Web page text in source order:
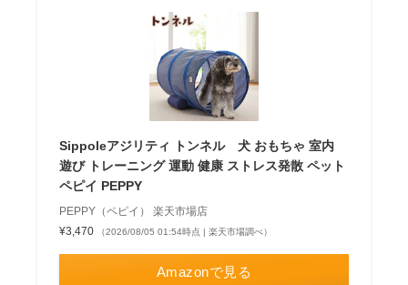
Sippoleアジリティ トンネル 犬 おもちゃ 室内
遊び トレーニング 運動 健康 ストレス発散 ペット
ペピイ PEPPY
PEPPY（ペピイ） 楽天市場店
¥3,470
（2026/08/05 01:54時点 | 楽天市場調べ）
Amazonで見る